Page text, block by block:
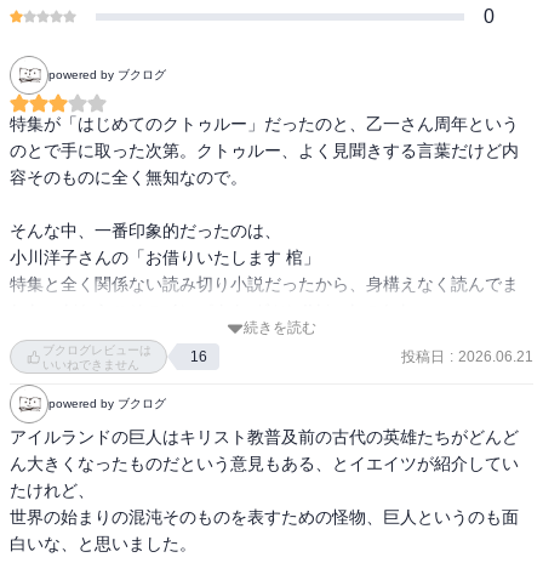
0
powered by ブクログ
特集が「はじめてのクトゥルー」だったのと、乙一さん周年という
のとで手に取った次第。クトゥルー、よく見聞きする言葉だけど内
容そのものに全く無知なので。
そんな中、一番印象的だったのは、
小川洋子さんの「お借りいたします 棺」
特集と全く関係ない読み切り小説だったから、身構えなく読んでま
あの結末…　ぇ!?どういうこと!?
妊娠と流産を繰り返しているという流れにすごく違和感感じたけ
ど、まぁそういうこともあるかもしれんと強引に納得しつつ読み進
めていったら…
葬儀場の職員さんから投げかけられてるあの言葉、
ぇ、どういう意味??　主人公の周りから見た人物像って、読み手が
想像してきた人とは全然別物なの!?　それとも、あの場面で急展開し
たんだろうか…
続きを読む
ブクログレビューは
いいねできません
16 投稿日 : 2026.06.21
powered by ブクログ
アイルランドの巨人はキリスト教普及前の古代の英雄たちがどんど
ん大きくなったものだという意見もある、とイエイツが紹介してい
たけれど、
世界の始まりの混沌そのものを表すための怪物、巨人というのも面
白いな、と思いました。